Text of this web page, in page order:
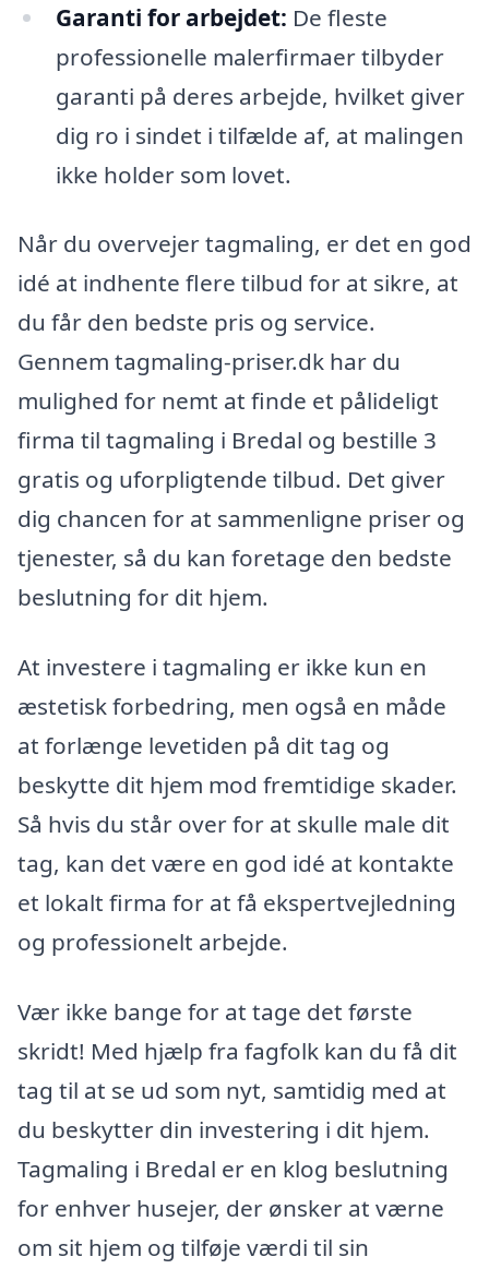
Garanti for arbejdet: De fleste
professionelle malerfirmaer tilbyder
garanti på deres arbejde, hvilket giver
dig ro i sindet i tilfælde af, at malingen
ikke holder som lovet.
Når du overvejer tagmaling, er det en god
idé at indhente flere tilbud for at sikre, at
du får den bedste pris og service.
Gennem tagmaling-priser.dk har du
mulighed for nemt at finde et pålideligt
firma til tagmaling i Bredal og bestille 3
gratis og uforpligtende tilbud. Det giver
dig chancen for at sammenligne priser og
tjenester, så du kan foretage den bedste
beslutning for dit hjem.
At investere i tagmaling er ikke kun en
æstetisk forbedring, men også en måde
at forlænge levetiden på dit tag og
beskytte dit hjem mod fremtidige skader.
Så hvis du står over for at skulle male dit
tag, kan det være en god idé at kontakte
et lokalt firma for at få ekspertvejledning
og professionelt arbejde.
Vær ikke bange for at tage det første
skridt! Med hjælp fra fagfolk kan du få dit
tag til at se ud som nyt, samtidig med at
du beskytter din investering i dit hjem.
Tagmaling i Bredal er en klog beslutning
for enhver husejer, der ønsker at værne
om sit hjem og tilføje værdi til sin